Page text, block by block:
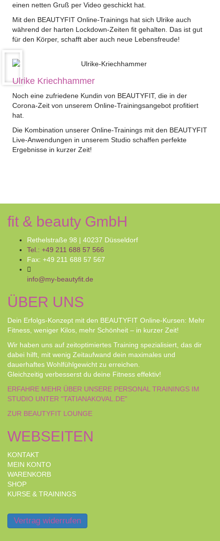
einen netten Gruß per Video geschickt hat.
Mit den BEAUTYFIT Online-Trainings hat sich Ulrike auch
während der harten Lockdown-Zeiten fit gehalten. Das ist gut
für den Körper, schafft aber auch neue Lebensfreude!
Ulrike Kriechhammer
Noch eine zufriedene Kundin von BEAUTYFIT, die in der
Corona-Zeit von unserem Online-Trainingsangebot profitiert
hat.
Die Kombination unserer Online-Trainings mit den BEAUTYFIT
Live-Anwendungen in unserem Studio schaffen perfekte
Ergebnisse in kurzer Zeit!
fit & beauty GmbH
Rethelstraße 98 | 40237 Düsseldorf
Tel.: +49 211 688 57 566
Fax: +49 211 688 57 567
info@my-beautyfit.de
ÜBER UNS
Dein Erfolgs-Konzept mit den BEAUTYFIT Online-Kursen: Mehr
Fitness, weniger Kilos, mehr Schönheit – in kurzer Zeit!
Wir haben uns auf zeitoptimiertes Training spezialisiert, das dir
dabei hilft, mit wenig Zeitaufwand dein maximales und
dauerhaftes Wohlfühlgewicht zu erreichen.
Gleichzeitig verbesserst du deine Fitness effektiv!
ERFAHRE MEHR ÜBER UNSERE PERSONAL TRAININGS IM
STUDIO UNTER "TATIANAKOVAL.DE"
ZUR BEAUTYFIT LOUNGE
WEBSEITEN
KONTAKT
MEIN KONTO
WARENKORB
SHOP
KURSE & TRAININGS
Vertrag widerrufen